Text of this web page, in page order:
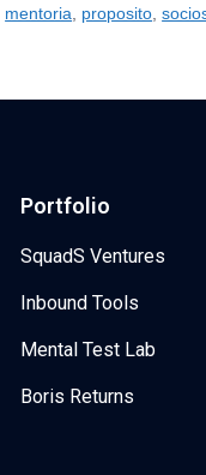
mentoria, proposito,
Portfolio
SquadS Ventures
Inbound Tools
Mental Test Lab
Boris Returns